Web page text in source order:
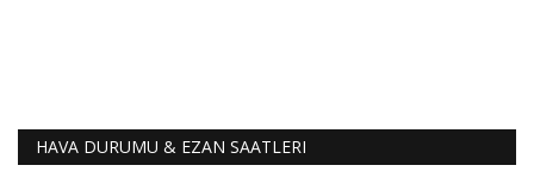
HAVA DURUMU & EZAN SAATLERI